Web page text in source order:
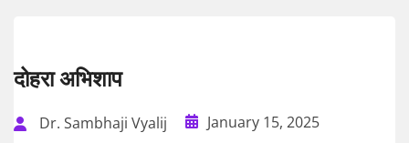
दोहरा अभिशाप
Dr. Sambhaji Vyalij
January 15, 2025